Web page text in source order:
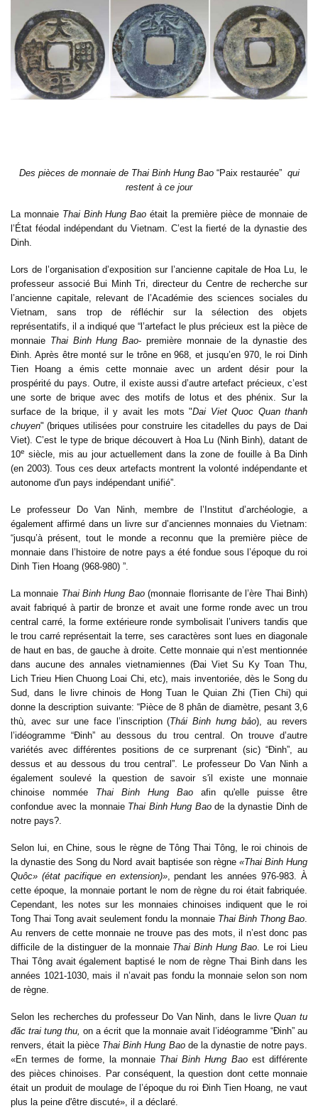
Des pièces de monnaie de Thai Binh Hung Bao “Paix restaurée” qui
restent à ce jour
La monnaie Thai Binh Hung Bao était la première pièce de monnaie de
l’État féodal indépendant du Vietnam. C’est la fierté de la dynastie des
Dinh.
Lors de l’organisation d’exposition sur l’ancienne capitale de Hoa Lu, le
professeur associé Bui Minh Tri, directeur du Centre de recherche sur
l’ancienne capitale, relevant de l’Académie des sciences sociales du
Vietnam,sans trop de réfléchir sur la sélection des objets
représentatifs, il a indiqué que “l’artefact le plus précieux est la pièce de
monnaie Thai Binh Hung Bao- première monnaie de la dynastie des
Đinh. Après être monté sur le trône en 968, et jusqu’en 970, le roi Dinh
Tien Hoang a émis cette monnaie avec un ardent désir pour la
prospérité du pays. Outre, il existe aussi d’autre artefact précieux, c’est
une sorte de brique avec des motifs de lotus et des phénix. Sur la
surface de la brique, il y avait les mots"Dai Viet Quoc Quan thanh
chuyen" (briques utilisées pour construire les citadelles du pays de Dai
Viet). C’est le type de brique découvert à Hoa Lu (Ninh Binh), datant de
10e siècle, mis au jour actuellement dans la zone de fouille à Ba Dinh
(en 2003). Tous ces deux artefacts montrent la volonté indépendante et
autonome d'un pays indépendant unifié”.
Le professeur Do Van Ninh, membre de l’Institut d’archéologie, a
également affirmé dans un livre sur d’anciennes monnaies du Vietnam:
“jusqu’à présent, tout le monde a reconnu que la première pièce de
monnaie dans l’histoire de notre pays a été fondue sous l’époque du roi
Dinh Tien Hoang (968-980) ”.
La monnaie Thai Binh Hung Bao(monnaie florrisante de l’ère Thai Binh)
avait fabriqué à partir de bronze et avait une forme ronde avec un trou
central carré, la forme extérieure ronde symbolisait l’univers tandis que
le trou carré représentait la terre, ses caractères sont lues en diagonale
de haut en bas, de gauche à droite. Cette monnaie qui n’est mentionnée
dans aucune des annales vietnamiennes (Đai Viet Su Ky Toan Thu,
Lich Trieu Hien Chuong Loai Chi, etc), mais inventoriée, dès le Song du
Sud, dans le livre chinois de Hong Tuan le Quian Zhi (Tien Chi) qui
donne la description suivante: “Pièce de 8 phân de diamètre, pesant 3,6
thù, avec sur une face l’inscription (Thái Binh hưng bảo), au revers
l’idéogramme “Đinh” au dessous du trou central. On trouve d’autre
variétés avec différentes positions de ce surprenant (sic)“Đinh”, au
dessus et au dessous du trou central”. Le professeur Do Van Ninh a
également soulevé la question de savoir s'il existe une monnaie
chinoise nommée Thai Binh Hung Bao afin qu'elle puisse être
confondue avec la monnaie Thai Binh Hung Baode la dynastie Dinh de
notre pays?.
Selon lui, en Chine, sous le règne de Tông Thai Tông, le roi chinois de
la dynastie des Song du Nord avait baptisée son règne«Thai Binh Hung
Quôc» (état pacifique en extension)», pendant les années 976-983. À
cette époque, la monnaie portant le nom de règne du roi était fabriquée.
Cependant, les notes sur les monnaies chinoises indiquent que le roi
Tong Thai Tong avait seulement fondu la monnaie Thai Binh Thong Bao.
Au renvers de cette monnaie ne trouve pas des mots, il n’est donc pas
difficile de la distinguer de la monnaie Thai Binh Hung Bao. Le roi Lieu
Thai Tông avait également baptisé le nom de règne Thai Binh dans les
années 1021-1030, mais il n’avait pas fondu la monnaie selon son nom
de règne.
Selon les recherches du professeur Do Van Ninh, dans le livreQuan tu
đăc trai tung thu,on a écrit que la monnaie avait l’idéogramme “Đinh” au
renvers, était la pièce Thai Binh Hung Baode la dynastie de notre pays.
«En termes de forme, la monnaie Thai Binh Hưng Baoest différente
des pièces chinoises. Par conséquent, la question dont cette monnaie
était un produit de moulage de l’époque du roi Đinh Tien Hoang, ne vaut
plus la peine d'être discuté», il a déclaré.